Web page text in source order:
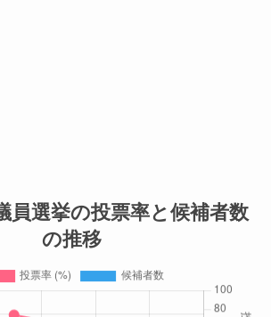
員選挙の投票率と候補者数
の推移